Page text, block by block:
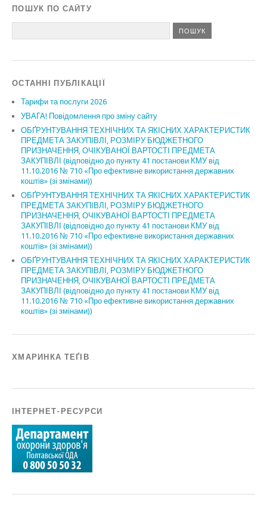
ПОШУК ПО САЙТУ
ОСТАННІ ПУБЛІКАЦІЇ
Тарифи та послуги 2026
УВАГА! Повідомлення про зміну сайту
ОБҐРУНТУВАННЯ ТЕХНІЧНИХ ТА ЯКІСНИХ ХАРАКТЕРИСТИК
ПРЕДМЕТА ЗАКУПІВЛІ, РОЗМІРУ БЮДЖЕТНОГО
ПРИЗНАЧЕННЯ, ОЧІКУВАНОЇ ВАРТОСТІ ПРЕДМЕТА
ЗАКУПІВЛІ (відповідно до пункту 41 постанови КМУ від
11.10.2016 № 710 «Про ефективне використання державних
коштів» (зі змінами))
ОБҐРУНТУВАННЯ ТЕХНІЧНИХ ТА ЯКІСНИХ ХАРАКТЕРИСТИК
ПРЕДМЕТА ЗАКУПІВЛІ, РОЗМІРУ БЮДЖЕТНОГО
ПРИЗНАЧЕННЯ, ОЧІКУВАНОЇ ВАРТОСТІ ПРЕДМЕТА
ЗАКУПІВЛІ (відповідно до пункту 41 постанови КМУ від
11.10.2016 № 710 «Про ефективне використання державних
коштів» (зі змінами))
ОБҐРУНТУВАННЯ ТЕХНІЧНИХ ТА ЯКІСНИХ ХАРАКТЕРИСТИК
ПРЕДМЕТА ЗАКУПІВЛІ, РОЗМІРУ БЮДЖЕТНОГО
ПРИЗНАЧЕННЯ, ОЧІКУВАНОЇ ВАРТОСТІ ПРЕДМЕТА
ЗАКУПІВЛІ (відповідно до пункту 41 постанови КМУ від
11.10.2016 № 710 «Про ефективне використання державних
коштів» (зі змінами))
ХМАРИНКА ТЕҐІВ
ІНТЕРНЕТ-РЕСУРСИ